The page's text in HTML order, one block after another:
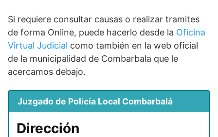
Si requiere consultar causas o realizar tramites
de forma Online, puede hacerlo desde la Oficina
Virtual Judicial como también en la web oficial
de la municipalidad de Combarbala que le
acercamos debajo.
Juzgado de Policía Local Combarbalá
Dirección